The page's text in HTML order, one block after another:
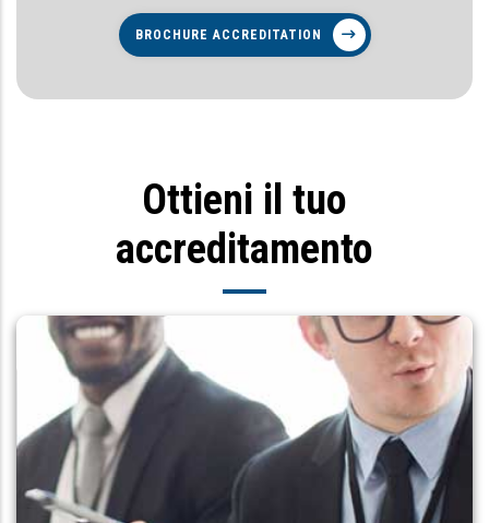
BROCHURE ACCREDITATION
Ottieni il tuo
accreditamento